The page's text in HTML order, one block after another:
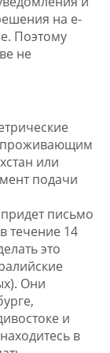
на e-
Поэтому
не
проживающим
или
подачи
письмо
течение 14
это
Они
и
в